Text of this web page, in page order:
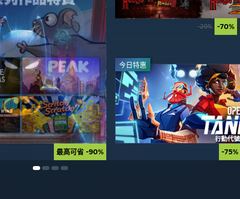
最高可省 -90%
-20% -70%
今日特惠
-75%
最高可省 -90%
-70%
今日特惠
-25%
-70% $59.99$17.99
-95% $49.99$2.49
-67%
-67%
-20% $69.99 $55.99
-20% $9.99$7.99
-65%
-95%